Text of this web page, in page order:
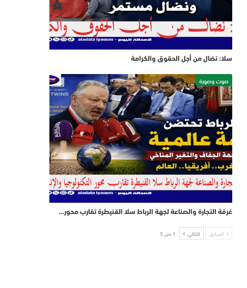
سلا: نضال من أجل الحقوق والكرامة
صوت وصورة
غرفة التجارة والصناعة لجهة الرباط سلا القنيطرة تقارب محور…
السابق التالي 1 من 5